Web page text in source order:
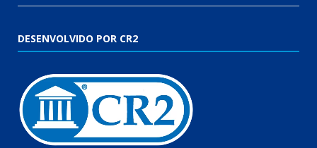
DESENVOLVIDO POR CR2